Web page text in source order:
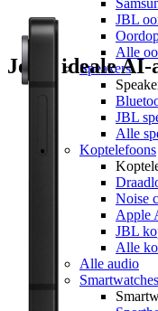
JBL
Alle
Speakers
JBL
Alle
Koptelefoons
Noise
Apple
JBL
Alle
Alle audio
Smartwatches
Jouw ideale AI-